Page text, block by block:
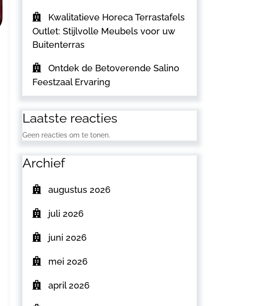
Kwalitatieve Horeca Terrastafels
Outlet: Stijlvolle Meubels voor uw
Buitenterras
Ontdek de Betoverende Salino
Feestzaal Ervaring
Laatste reacties
Geen reacties om te tonen.
Archief
augustus 2026
juli 2026
juni 2026
mei 2026
april 2026